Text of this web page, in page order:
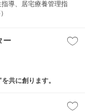
導、居宅療養管理指
ー
共に創ります。